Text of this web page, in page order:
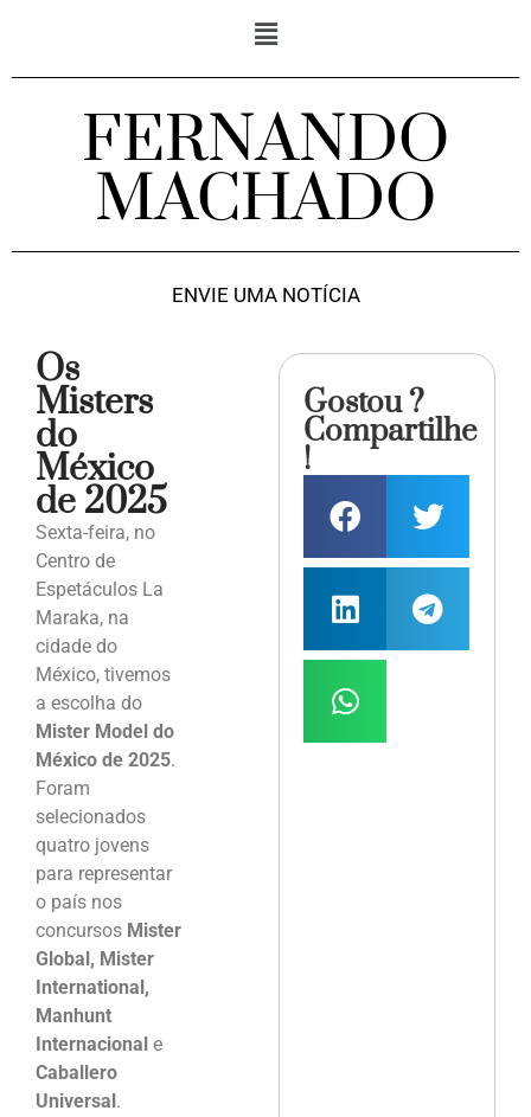
FERNANDO
MACHADO
ENVIE UMA NOTÍCIA
Os
Misters
do
México
de 2025
Sexta-feira, no
Centro de
Espetáculos La
Maraka, na
cidade do
México, tivemos
a escolha do
Mister Model do
México de 2025.
Foram
selecionados
quatro jovens
para representar
o país nos
concursos Mister
Global, Mister
International,
Manhunt
Internacional e
Caballero
Universal .
Gostou ?
Compartilhe
!